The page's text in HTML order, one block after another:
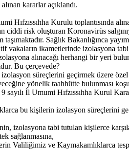
kararlar açıklandı.
Kurulu toplantısında
ciddi risk oluşturan Koronavirüs
taşımaktadır. Sağlık Bakanlığınca
vakaların ikametlerinde izolasyona
alınacağı herhangi bir yeri
Bu çerçevede?
süreçlerini geçirmek üzere özel
yönelik taahhütte bulunması
İl Umumi Hıfzıssıhha Kurul
bu kişilerin izolasyon süreçlerini
tabi tutulan kişilerce
sağlanmasına,
Valiliğimiz ve Kaymakamlıklarca